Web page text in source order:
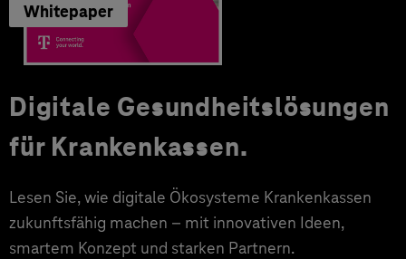
Whitepaper
Digitale Gesundheitslösungen
für Krankenkassen.
Lesen Sie, wie digitale Ökosysteme Krankenkassen
zukunftsfähig machen – mit innovativen Ideen,
smartem Konzept und starken Partnern.